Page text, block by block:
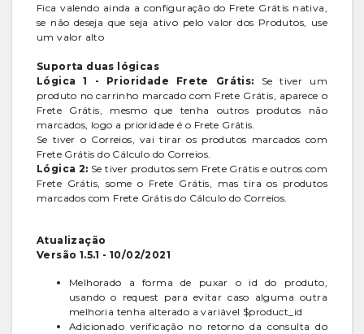
Fica valendo ainda a configuração do Frete Grátis nativa,
se não deseja que seja ativo pelo valor dos Produtos, use
um valor alto
Suporta duas lógicas
Lógica 1 - Prioridade Frete Grátis: Se tiver um
produto no carrinho marcado com Frete Grátis, aparece o
Frete Grátis, mesmo que tenha outros produtos não
marcados, logo a prioridade é o Frete Grátis.
Se tiver o Correios, vai tirar os produtos marcados com
Frete Grátis do Cálculo do Correios.
Lógica 2: Se tiver produtos sem Frete Grátis e outros com
Frete Grátis, some o Frete Grátis, mas tira os produtos
marcados com Frete Grátis do Cálculo do Correios.
Atualização
Versão 1.5.1 - 10/02/2021
Melhorado a forma de puxar o id do produto,
usando o request para evitar caso alguma outra
melhoria tenha alterado a variável $product_id
Adicionado verificação no retorno da consulta do